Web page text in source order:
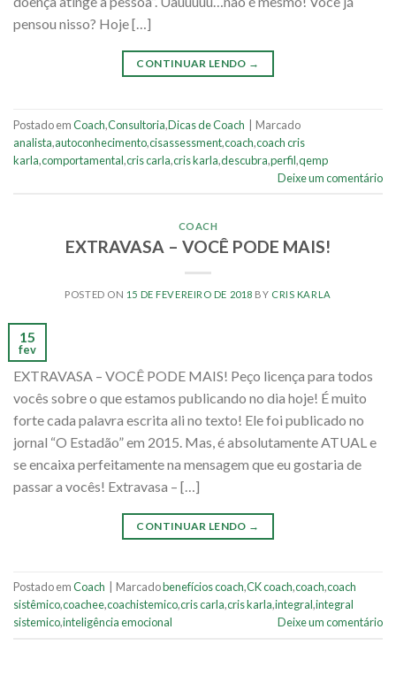
pensou nisso? Hoje […]
CONTINUAR LENDO →
Postado emCoach,Consultoria,Dicas de Coach
Marcado
analista,autoconhecimento,cisassessment,coach,coach cris
karla,comportamental,cris carla,cris karla,descubra,perfil,qemp
Deixe um comentário
COACH
EXTRAVASA – VOCÊ PODE MAIS!
POSTED ON 15 DE FEVEREIRO DE 2018 BY CRIS KARLA
15
fev
EXTRAVASA – VOCÊ PODE MAIS! Peço licença para todos
vocês sobre o que estamos publicando no dia hoje! É muito
forte cada palavra escrita ali no texto! Ele foi publicado no
jornal “O Estadão” em 2015. Mas, é absolutamente ATUAL e
se encaixa perfeitamente na mensagem que eu gostaria de
passar a vocês! Extravasa – […]
CONTINUAR LENDO →
Postado emCoach Marcadobenefícios coach,CK coach,coach,coach
sistêmico,coachee,coachistemico,cris carla,cris karla,integral,integral
sistemico,inteligência emocional Deixe um comentário